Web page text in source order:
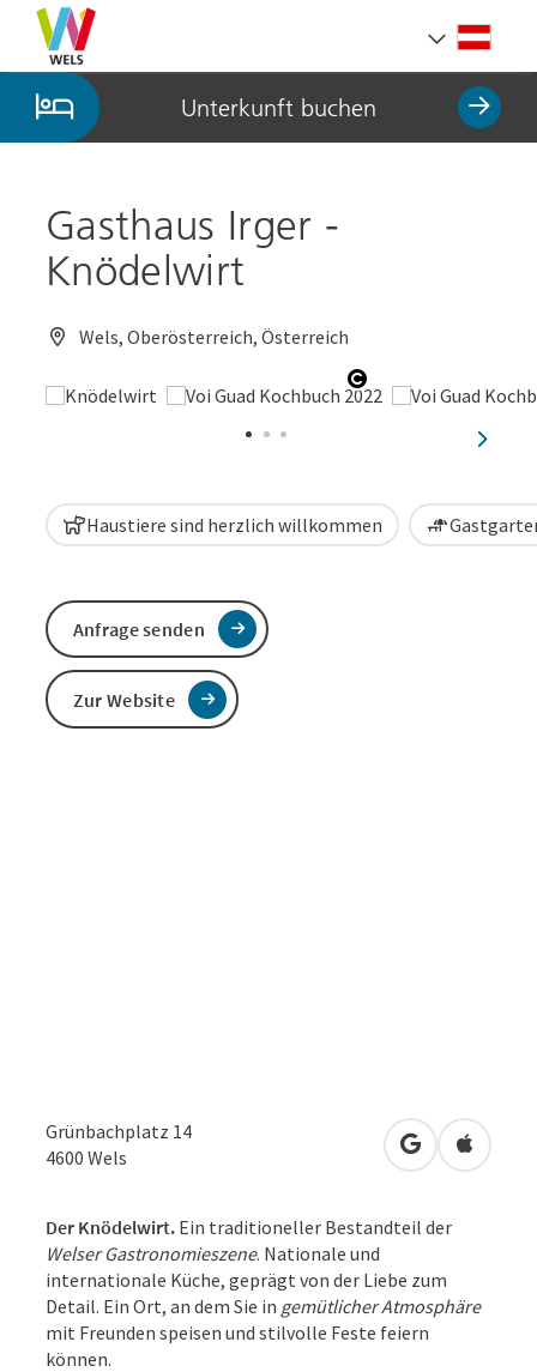
Zum Inhalt
Zur Navigation
Zum Seitenanfang
Unterkunft buchen
Gasthaus Irger -
Knödelwirt
Wels, Oberösterreich, Österreich
Copyright öffnen
Haustiere sind herzlich willkommen
Grünbachplatz 14
4600 Wels in Google
in
Der Knödelwirt. Ein traditioneller Bestandteil der
Welser Gastronomieszene. Nationale und
internationale Küche, geprägt von der Liebe zum
Detail. Ein Ort, an dem Sie in gemütlicher Atmosphäre
mit Freunden speisen und stilvolle Feste feiern
können.
Anfrage senden
Zur Website